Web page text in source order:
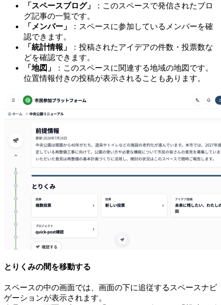
「スペースブログ」
：このスペースで発信されたブロ
グ記事の一覧です。
「メンバー」
：スペースに参加しているメンバーを確
認できます。
「統計情報」
：投稿されたアイデアの件数・投票数な
どを確認できます。
「地図」
：このスペースに関連する地域の地図です。
位置情報付きの投稿が表示されることもあります。
とりくみの間を移動する
スペースの中の画面では、画面の下に追従するスペースナビ
ゲーションが表示されます。